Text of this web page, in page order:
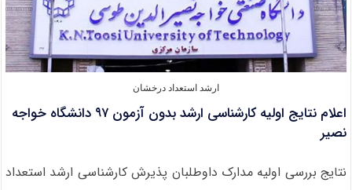
ارشد استعداد درخشان
اعلام نتایج اولیه کارشناسی ارشد بدون آزمون ۹۷ دانشگاه خواجه
نصیر
نتایج بررسی اولیه مدارک داوطلبان پذیرش کارشناسی ارشد استعداد